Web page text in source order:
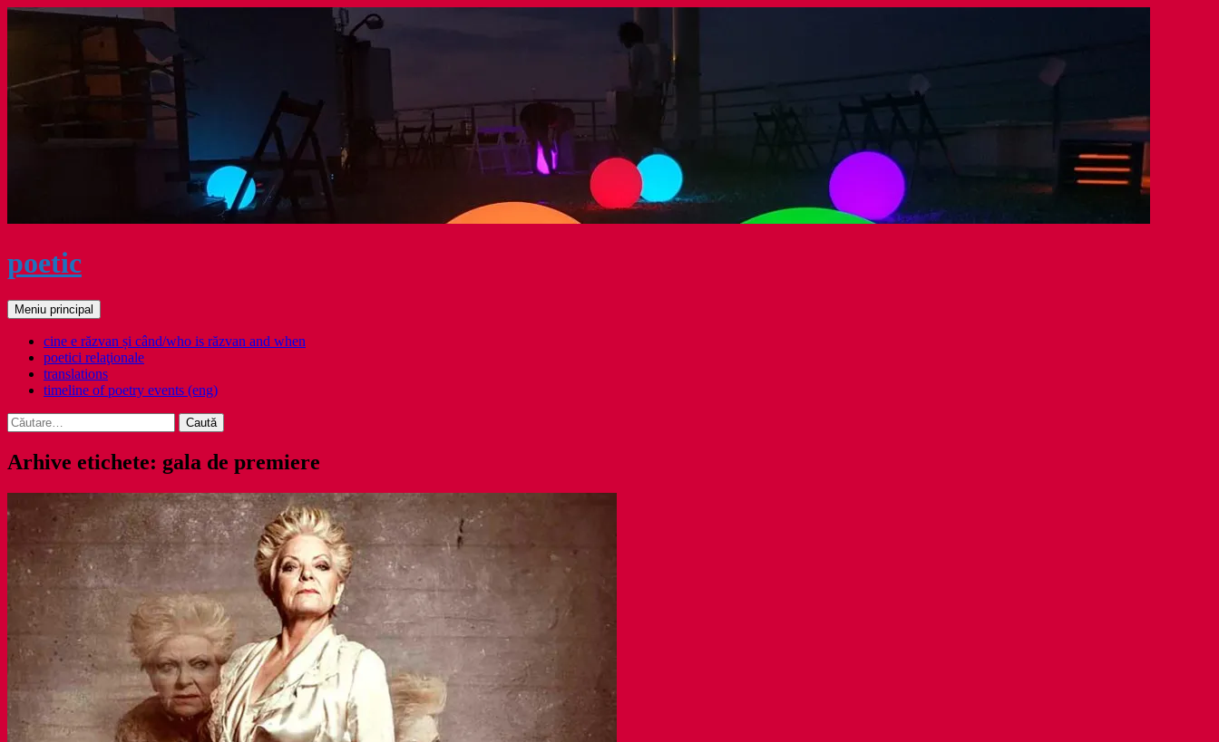
Sari
poetic
Caută
Meniu principal
cine e răzvan și când/who is răzvan and when
poetici relaţionale
translations
timeline of poetry events (eng)
Caută
după:
Arhive etichete: gala de premiere